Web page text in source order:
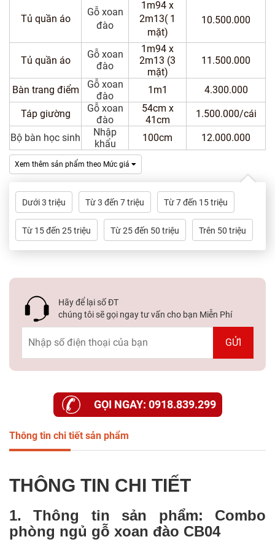
Tủ quần áo
Gỗ xoan
đào
1m94 x
2m13( 1
mặt)
10.500.000
Tủ quần áo
Gỗ xoan
đào
1m94 x
2m13 (3
mặt)
11.500.000
Bàn trang điểm
Gỗ xoan
đào
1m1 4.300.000
Táp giường
Gỗ xoan
đào
54cm x
41cm
1.500.000/cái
Bộ bàn học sinh
Nhập
khẩu
100cm 12.000.000
Xem thêm sản phẩm theo Mức giá
Dưới 3 triệu Từ 3 đến 7 triệu Từ 7 đến 15 triệu
Từ 15 đến 25 triệu Từ 25 đến 50 triệu Trên 50 triệu
Hãy để lại số ĐT
chúng tôi sẽ gọi ngay tư vấn cho bạn Miễn Phí
GỌI NGAY: 0918.839.299
Thông tin chi tiết sản phẩm
THÔNG TIN CHI TIẾT
1. Thông tin sản phẩm: Combo
phòng ngủ gỗ xoan đào CB04